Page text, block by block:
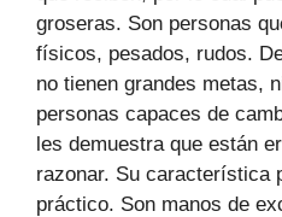
groseras. Son personas
físicos, pesados, rudos.
no tienen grandes metas,
personas capaces de
les demuestra que están
razonar. Su característica
práctico. Son manos de